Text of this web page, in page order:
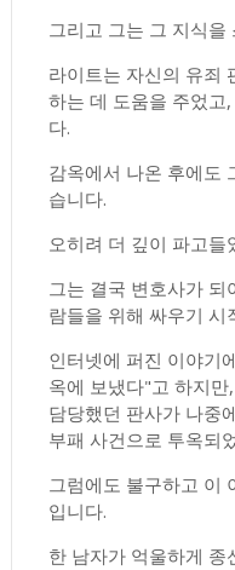
그리고 그는 그 지식을
라이트는 자신의 유죄
하는 데 도움을 주었고
다.
감옥에서 나온 후에도
습니다.
오히려 더 깊이 파고들
그는 결국 변호사가
람들을 위해 싸우기 시
인터넷에 퍼진 이야기
옥에 보냈다"고 하지
담당했던 판사가 나중
부패 사건으로 투옥되
그럼에도 불구하고 이
입니다.
한 남자가 억울하게 종